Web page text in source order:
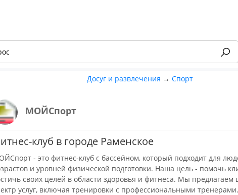
Досуг и развлечения → Спорт
МОЙСпорт
клуб в городе Раменское
- это фитнес-клуб с бассейном, который подходит для
и уровней физической подготовки. Наша цель - помочь
своих целей в области здоровья и фитнеса. Мы предлагаем
услуг, включая тренировки с профессиональными
-55%